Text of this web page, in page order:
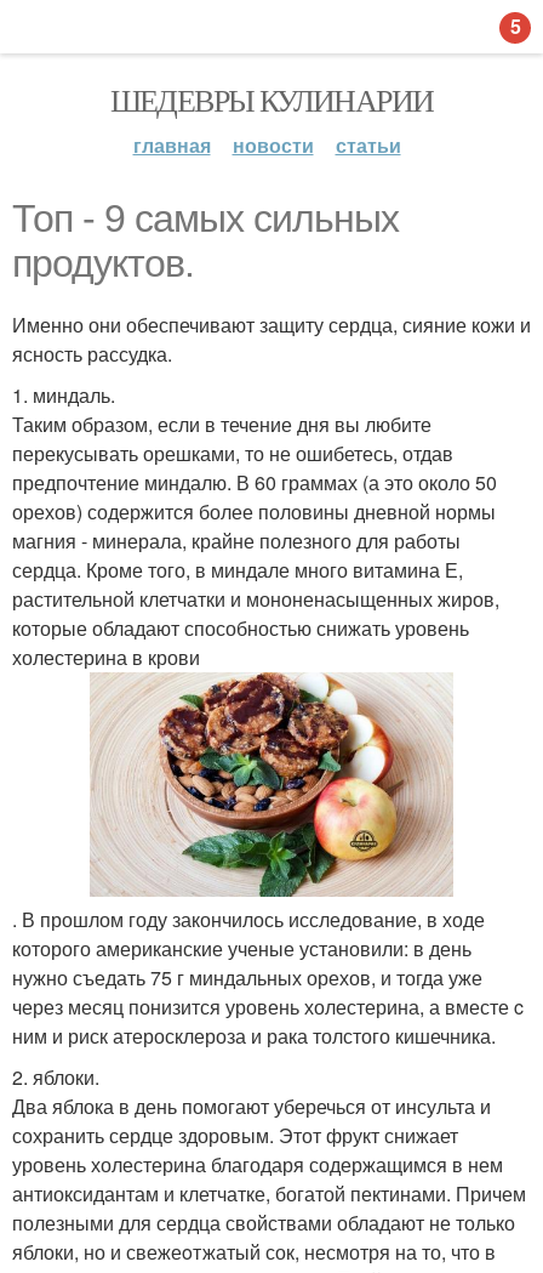
ШЕДЕВРЫ КУЛИНАРИИ
главная новости статьи
Топ - 9 самых сильных
продуктов.
Именно они обеспечивают защиту сердца, сияние кожи и
ясность рассудка.
1. миндаль.
Таким образом, если в течение дня вы любите
перекусывать орешками, то не ошибетесь, отдав
предпочтение миндалю. В 60 граммах (а это около 50
орехов) содержится более половины дневной нормы
магния - минерала, крайне полезного для работы
сердца. Кроме того, в миндале много витамина Е,
растительной клетчатки и мононенасыщенных жиров,
которые обладают способностью снижать уровень
холестерина в крови
. В прошлом году закончилось исследование, в ходе
которого американские ученые установили: в день
нужно съедать 75 г миндальных орехов, и тогда уже
через месяц понизится уровень холестерина, а вместе c
ним и риск атеросклероза и рака толстого кишечника.
2. яблоки.
Два яблока в день помогают уберечься от инсульта и
сохранить сердце здоровым. Этот фрукт снижает
уровень холестерина благодаря содержащимся в нем
антиоксидантам и клетчатке, богатой пектинами. Причем
полезными для сердца свойствами обладают не только
яблоки, но и свежеoтжатый сок, несмотря на то, что в
5